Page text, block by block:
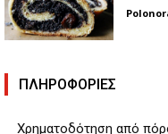
ΠΛΗΡΟΦΟΡΙΕΣ
Χρηματοδότηση από